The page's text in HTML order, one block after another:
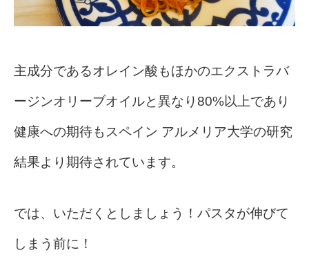
主成分であるオレイン酸もほかのエクストラバ
ージンオリーブオイルと異なり80%以上であり
健康への期待もスペイン アルメリア大学の研究
結果より期待されています。
では、いただくとしましょう！パスタが伸びて
しまう前に！